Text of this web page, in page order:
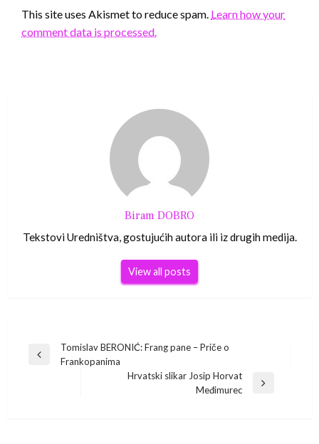
This site uses Akismet to reduce spam. Learn how your
comment data is processed.
Biram DOBRO
Tekstovi Uredništva, gostujućih autora ili iz drugih medija.
View all posts
Navigacija
Previous
Tomislav BERONIĆ: Frang pane – Priče o
Frankopanima
Hrvatski slikar Josip Horvat
Međimurec